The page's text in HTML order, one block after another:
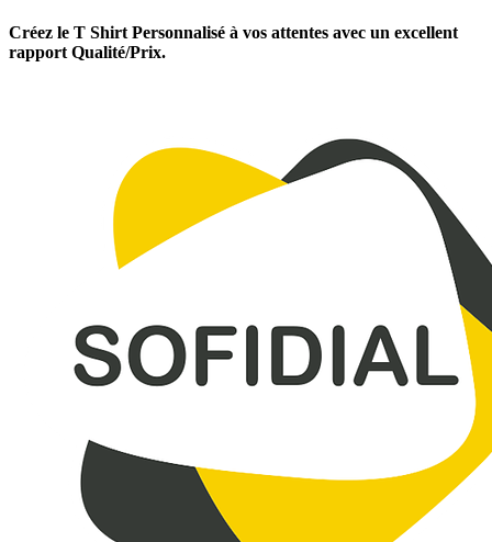
Créez le T Shirt Personnalisé à vos attentes avec un excellent
rapport Qualité/Prix.